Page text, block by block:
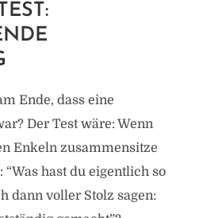
Ende, dass eine
Der Test wäre: Wenn
Enkeln zusammensitze
hast du eigentlich so
dann voller Stolz sagen: